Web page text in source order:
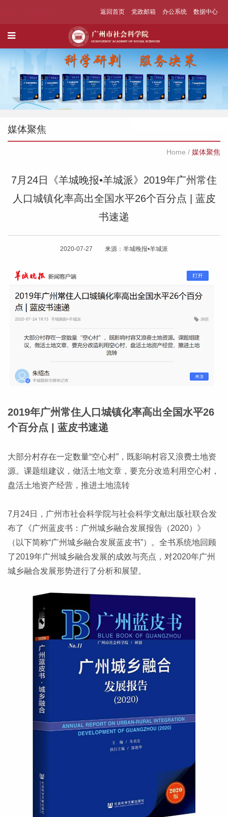
返回首页 党政邮箱 办公系统 数据中心
媒体聚焦
Home / 媒体聚焦
7月24日《羊城晚报•羊城派》​2019年广州常住
人口城镇化率高出全国水平26个百分点 | 蓝皮
书速递
2020-07-27 来源：羊城晚报•羊城派
2019年广州常住人口城镇化率高出全国水平26
个百分点 | 蓝皮书速递
大部分村存在一定数量“空心村”，既影响村容又浪费土地资
源。课题组建议，做活土地文章，要充分改造利用空心村，
盘活土地资产经营，推进土地流转
7月24日，广州市社会科学院与社会科学文献出版社联合发
布了《广州蓝皮书：广州城乡融合发展报告（2020）》
（以下简称“广州城乡融合发展蓝皮书”）。全书系统地回顾
了2019年广州城乡融合发展的成效与亮点，对2020年广州
城乡融合发展形势进行了分析和展望。